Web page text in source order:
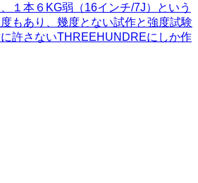
１本６KG弱（16インチ/7J）という
もあり、幾度とない試作と強度試験
許さないTHREEHUNDREにしか作